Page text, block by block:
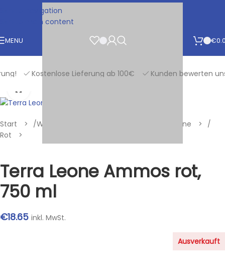
Skip to navigation
Skip to main content
MENU €
Kostenlose Lieferung ab 100€ Kunden bewerten uns
Start /Wein und Schaumwein Exklusive Weine
/
Rot
Terra Leone Ammos rot,
750 ml
€18.65 inkl. MwSt.
Ausverkauft